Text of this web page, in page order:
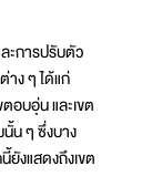
ะการปรับตัว
าง ๆ ได้แก่
อบอุ่น และเขต
น ๆ ซึ่งบาง
งแสดงถึงเขต